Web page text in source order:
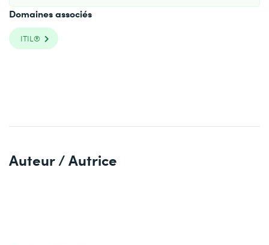
Domaines associés
ITIL®
Auteur / Autrice